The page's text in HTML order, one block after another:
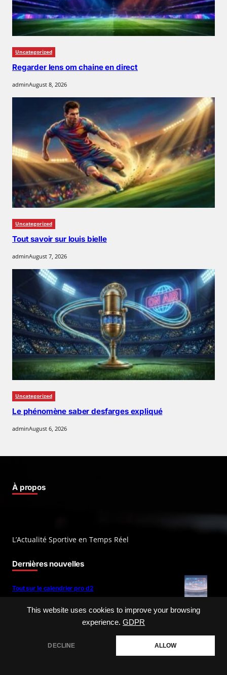
This website uses cookies to improve your browsing
experience. GDPR
DECLINE ALLOW
Uncategorized
Regarder lens om chaine en direct
adminAugust 8, 2026
Uncategorized
Tout savoir sur louis bielle
adminAugust 7, 2026
Uncategorized
Le phénomène saber desfarges expliqué
adminAugust 6, 2026
À propos
L’Actualité Sportive en Temps Réel
Dernières nouvelles
Tout sur le calendrier pro d2
Regarder lens om chaine en direct